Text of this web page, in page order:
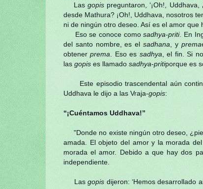
Lasgopis preguntaron, ‘¡Oh!,
desde Mathura? ¡Oh!, Uddhava, nosotros
ni de ningún otro deseo. Así es el amor que
Eso se conoce comosadhya-priti. En
del santo nombre, es elsadhana , y prema
obtenerprema . Eso es sadhya , el fin. Si
las gopis es llamado sadhya-pritiporque es
Este episodio trascendental aún
Uddhava le dijo a las Vraja-gopis:
“¡Cuéntamos Uddhava!”
"Donde no existe ningún otro deseo,
amada. El objeto del amor y la morada
morada el amor. Debido a que hay dos
independiente.
Lasgopis dijeron: ‘Hemos desarrollado